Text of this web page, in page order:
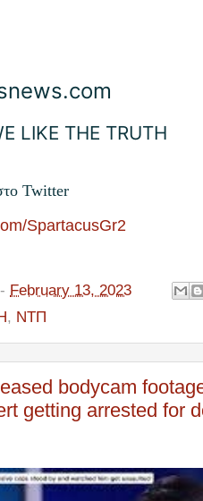
LIKE THE TRUTH
Twitter
SpartacusGr2
- February 13, 2023
, ΝΤΠ
bodycam
getting arrested for